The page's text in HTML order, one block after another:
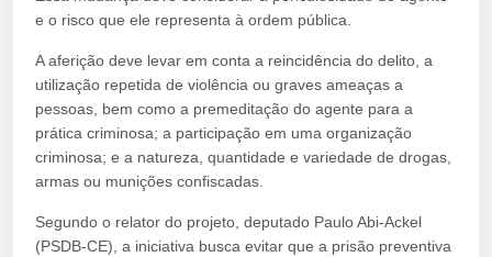
e o risco que ele representa à ordem pública.
A aferição deve levar em conta a reincidência do delito, a
utilização repetida de violência ou graves ameaças a
pessoas, bem como a premeditação do agente para a
prática criminosa; a participação em uma organização
criminosa; e a natureza, quantidade e variedade de drogas,
armas ou munições confiscadas.
Segundo o relator do projeto, deputado Paulo Abi-Ackel
(PSDB-CE), a iniciativa busca evitar que a prisão preventiva